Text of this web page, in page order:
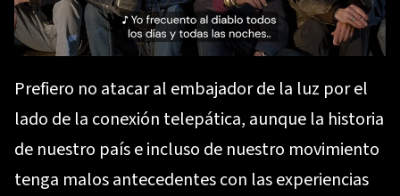
Prefiero no atacar al embajador de la luz por el
lado de la conexión telepática, aunque la historia
de nuestro país e incluso de nuestro movimiento
tenga malos antecedentes con las experiencias